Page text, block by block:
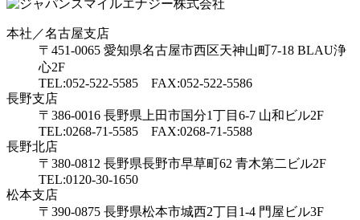
本社／名古屋支店
〒451-0065 愛知県名古屋市西区天神山町7-18 BLAU浄
心2F
TEL:052-522-5585 FAX:052-522-5586
長野支店
〒386-0016 長野県上田市国分1丁目6-7 山和ビル2F
TEL:0268-71-5585 FAX:0268-71-5588
長野北店
〒380-0812 長野県長野市早草町62 青木第二ビル2F
TEL:0120-30-1650
松本支店
〒390-0875 長野県松本市城西2丁目1-4 門屋ビル3F